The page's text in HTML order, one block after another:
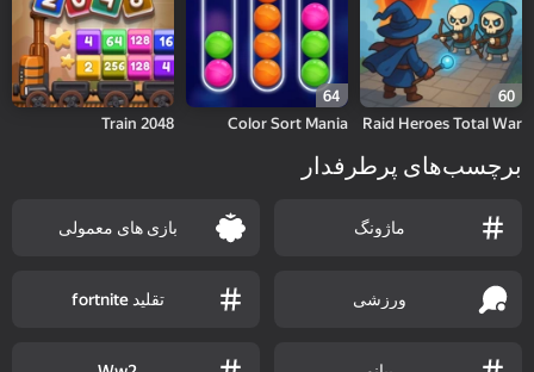
60
Raid Heroes Total War
64
Color Sort Mania
Train 2048
برچسب‌های پرطرفدار
ماژونگ بازی های معمولی
ورزشی تقلید fortnite